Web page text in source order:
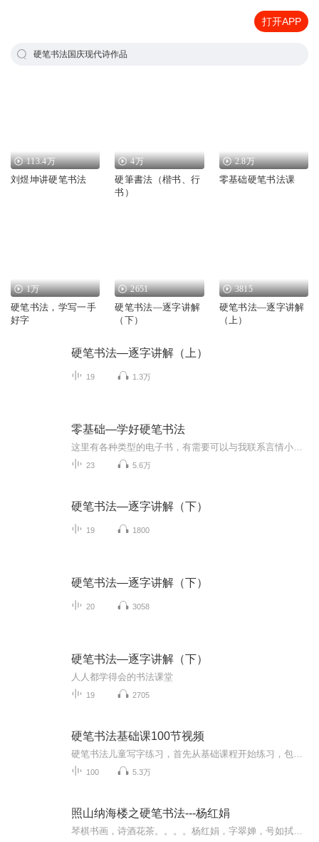
打开APP
硬笔书法国庆现代诗作品
113.4万
刘煜坤讲硬笔书法
4万
硬筆書法（楷书、行
书）
2.8万
零基础硬笔书法课
1万
硬笔书法，学写一手
好字
2651
硬笔书法—逐字讲解
（下）
3815
硬笔书法—逐字讲解
（上）
硬笔书法—逐字讲解（上）
19 1.3万
零基础—学好硬笔书法
23 5.6万
硬笔书法—逐字讲解（下）
19 1800
硬笔书法—逐字讲解（下）
20 3058
硬笔书法—逐字讲解（下）
人人都学得会的书法课堂
19 2705
硬笔书法基础课100节视频
100 5.3万
照山纳海楼之硬笔书法---杨红娟